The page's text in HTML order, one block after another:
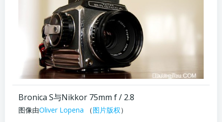
Bronica S与Nikkor 75mm f / 2.8
图像由Oliver Lopena （图片版权）